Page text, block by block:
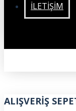
İLETIŞIM
ALIŞVERIŞ